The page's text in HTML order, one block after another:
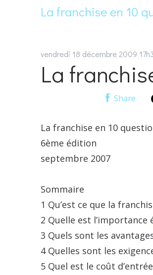
La franchise en 10
vendredi 18 décembre 2009
La
Share
La franchise en 10
6ème édition
septembre 2007
Sommaire
1 Qu’est ce que la
2 Quelle est l’importance
3 Quels sont les
4 Quelles sont les
5 Quel est le coût